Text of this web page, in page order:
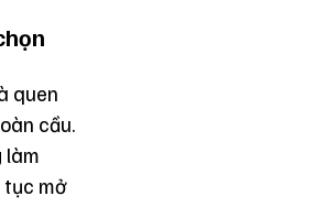
quen
cầu.
làm
tục mở